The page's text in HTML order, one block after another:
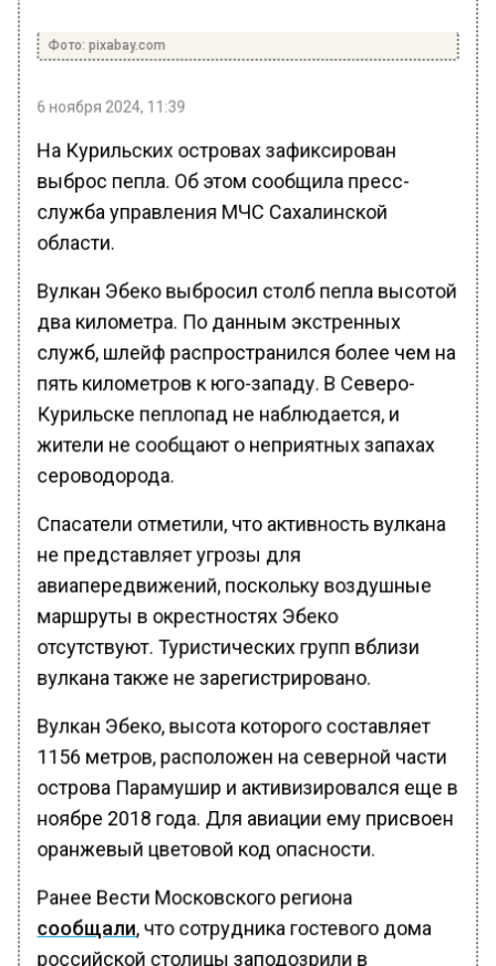
Фото: pixabay.com
6 ноября 2024, 11:39
На Курильских островах зафиксирован
выброс пепла. Об этом сообщила пресс-
служба управления МЧС Сахалинской
области.
Вулкан Эбеко выбросил столб пепла высотой
два километра. По данным экстренных
служб, шлейф распространился более чем на
пять километров к юго-западу. В Северо-
Курильске пеплопад не наблюдается, и
жители не сообщают о неприятных запахах
сероводорода.
Спасатели отметили, что активность вулкана
не представляет угрозы для
авиапередвижений, поскольку воздушные
маршруты в окрестностях Эбеко
отсутствуют. Туристических групп вблизи
вулкана также не зарегистрировано.
Вулкан Эбеко, высота которого составляет
1156 метров, расположен на северной части
острова Парамушир и активизировался еще в
ноябре 2018 года. Для авиации ему присвоен
оранжевый цветовой код опасности.
Ранее Вести Московского региона
сообщали, что сотрудника гостевого дома
российской столицы заподозрили в